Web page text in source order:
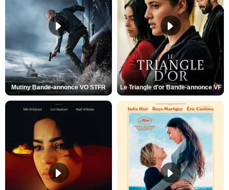
Mutiny Bande-annonce VO STFR Le Triangle d'or Bande-annonce VF